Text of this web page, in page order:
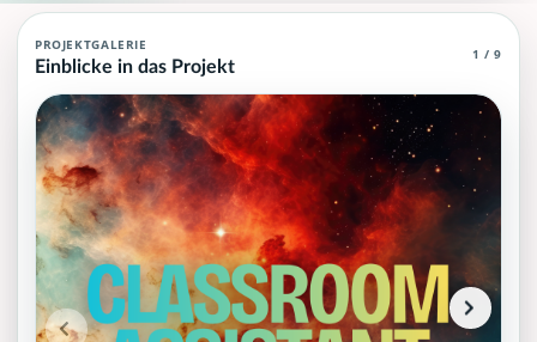
Crowdfunding Classroom Assistant
SpeakSphere Classroom Assistant ermöglicht Verständigung
Projektteam: SpeakSphere.
Historischer Finanzierungsstand: 25.069,00 EUR von
Unterstützer:innen: 5. Erreicht: 16 Prozent.
Historisch veröffentlichte Unterstützungsoptionen: 10.
Aktiver Seitenabschnitt: information.
Qualitätssicherung: Kanonische URL, Robots-Angaben,
PROJEKTGALERIE
Einblicke in das Projekt 1 / 9